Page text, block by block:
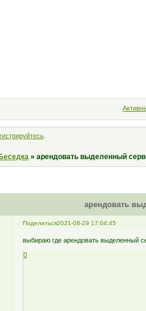
.
»арендовать выделенный
арендовать
Поделиться2021-08-29 17:04:45
выбираю где арендовать выделенный
0